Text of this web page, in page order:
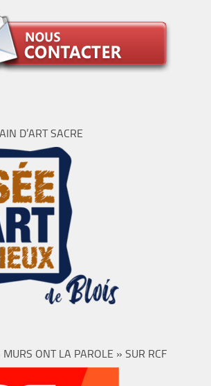
D’ART SACRE
ONT LA PAROLE » SUR RCF